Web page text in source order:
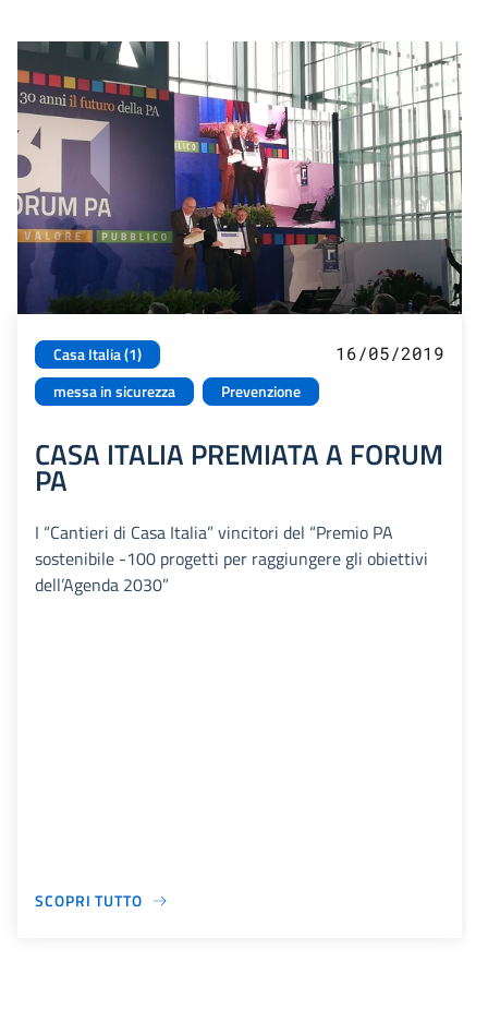
Casa Italia (1)
messa in sicurezza
Prevenzione
16/05/2019
CASA ITALIA PREMIATA A FORUM
PA
I “Cantieri di Casa Italia” vincitori del “Premio PA
sostenibile -100 progetti per raggiungere gli obiettivi
dell’Agenda 2030”
SCOPRI TUTTO